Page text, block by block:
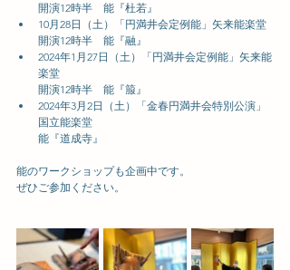
開演12時半　能『杜若』
10月28日（土）「円満井会定例能」矢来能楽堂
開演12時半　能『融』
2024年1月27日（土）「円満井会定例能」矢来能
楽堂
開演12時半　能『箙』
2024年3月2日（土）「金春円満井会特別公演」
国立能楽堂
能『道成寺』
能のワークショップも企画中です。
ぜひご参加ください。